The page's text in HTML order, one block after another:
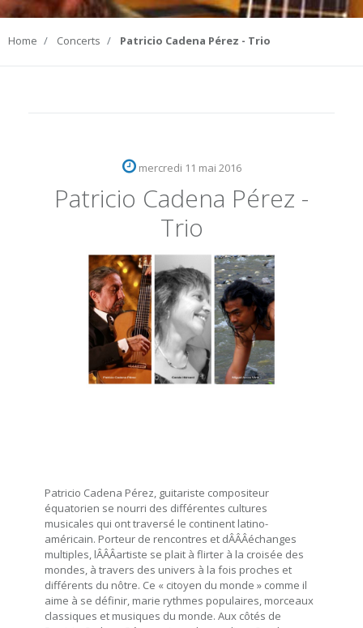
Home Concerts Patricio Cadena Pérez - Trio
mercredi 11 mai 2016
Patricio Cadena Pérez -
Trio
Patricio Cadena Pérez, guitariste compositeur
équatorien se nourri des différentes cultures
musicales qui ont traversé le continent latino-
américain. Porteur de rencontres et dÂÂÂéchanges
multiples, lÂÂÂartiste se plait à flirter à la croisée des
mondes, à travers des univers à la fois proches et
différents du nôtre. Ce « citoyen du monde » comme il
aime à se définir, marie rythmes populaires, morceaux
classiques et musiques du monde. Aux côtés de